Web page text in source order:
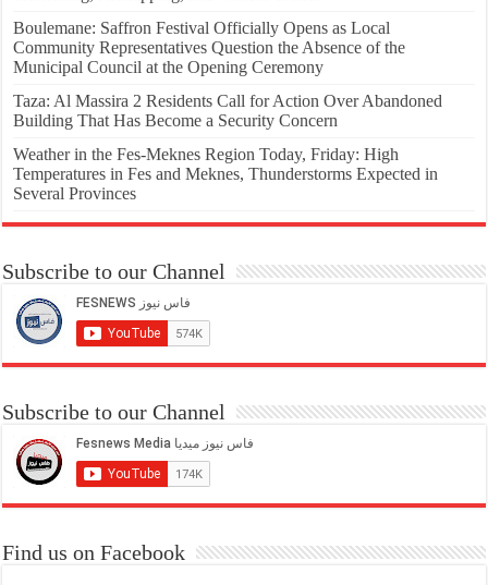
Boulemane: Saffron Festival Officially Opens as Local
Community Representatives Question the Absence of the
Municipal Council at the Opening Ceremony
Taza: Al Massira 2 Residents Call for Action Over Abandoned
Building That Has Become a Security Concern
Weather in the Fes-Meknes Region Today, Friday: High
Temperatures in Fes and Meknes, Thunderstorms Expected in
Several Provinces
Subscribe to our Channel
Subscribe to our Channel
Find us on Facebook